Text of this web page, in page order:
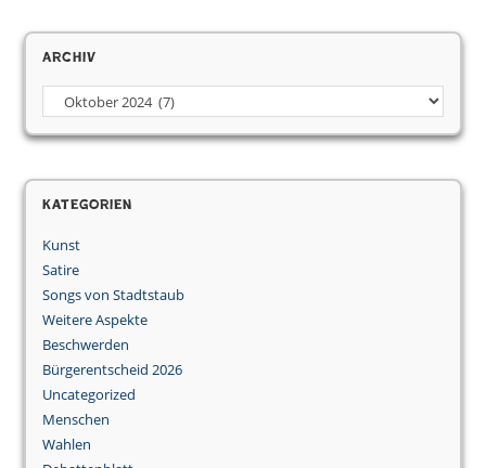
Archiv
Archiv
Kategorien
Kunst
Satire
Songs von Stadtstaub
Weitere Aspekte
Beschwerden
Bürgerentscheid 2026
Uncategorized
Menschen
Wahlen